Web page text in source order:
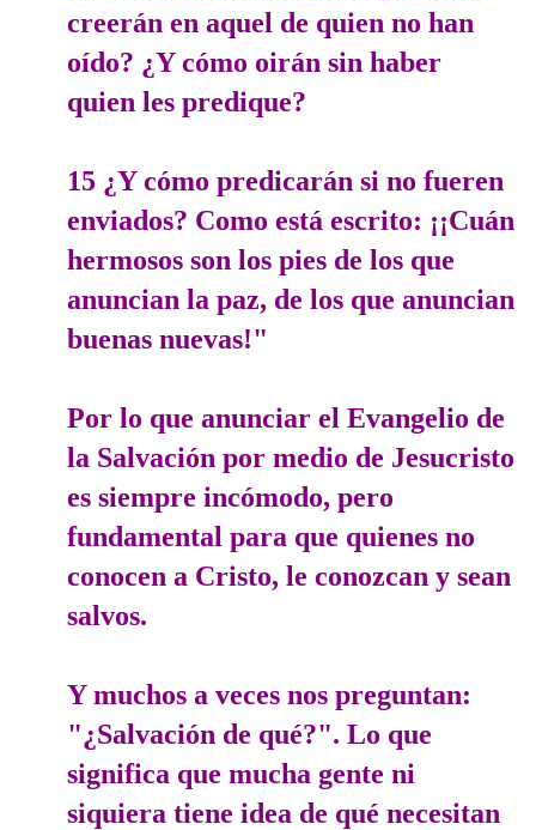
creerán en aquel de quien no han
oído? ¿Y cómo oirán sin haber
quien les predique?
15 ¿Y cómo predicarán si no fueren
enviados? Como está escrito: ¡¡Cuán
hermosos son los pies de los que
anuncian la paz, de los que anuncian
buenas nuevas!"
Por lo que anunciar el Evangelio de
la Salvación por medio de Jesucristo
es siempre incómodo, pero
fundamental para que quienes no
conocen a Cristo, le conozcan y sean
salvos.
Y muchos a veces nos preguntan:
"¿Salvación de qué?". Lo que
significa que mucha gente ni
siquiera tiene idea de qué necesitan